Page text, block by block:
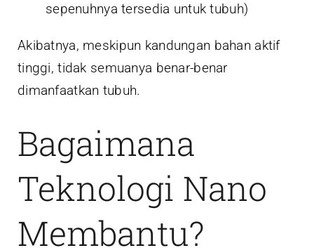
sepenuhnya tersedia untuk tubuh)
Akibatnya, meskipun kandungan bahan aktif
tinggi, tidak semuanya benar-benar
dimanfaatkan tubuh.
Bagaimana
Teknologi Nano
Membantu?